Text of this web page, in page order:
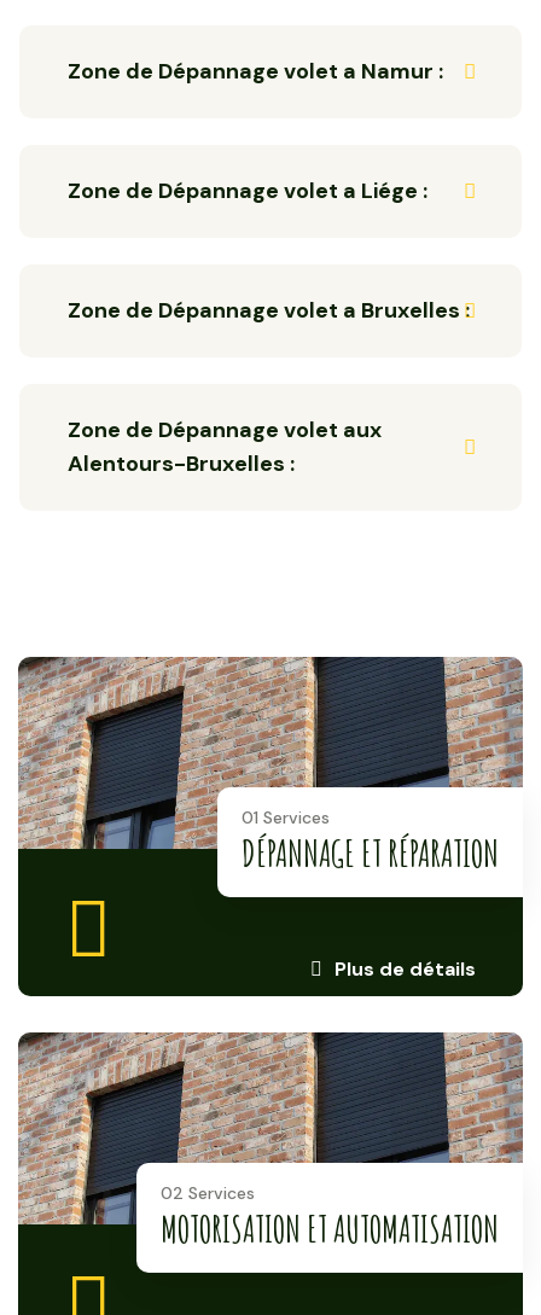
Zone de Dépannage volet a Namur :
Zone de Dépannage volet a Liége :
Zone de Dépannage volet a Bruxelles :
Zone de Dépannage volet aux
Alentours-Bruxelles :
Plus de détails
01 Services
DÉPANNAGE ET RÉPARATION
02 Services
MOTORISATION ET AUTOMATISATION